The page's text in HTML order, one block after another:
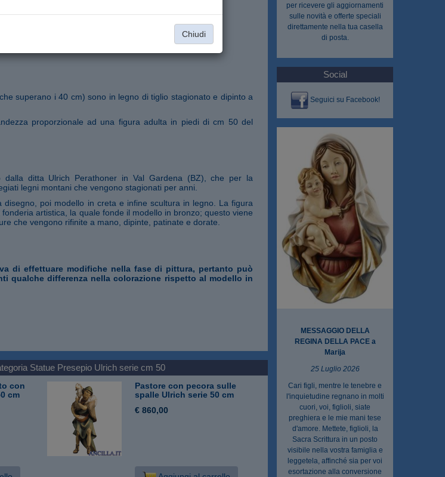
Chiudi
superano i 40 cm) sono in legno di tiglio stagionato e dipinto a
proporzionale ad una figura adulta in piedi di cm 50 del
ditta Ulrich Perathoner in Val Gardena (BZ), che per la
legni montani che vengono stagionati per anni.
poi modello in creta e infine scultura in legno. La figura
artistica, la quale fonde il modello in bronzo; questo viene
che vengono rifinite a mano, dipinte, patinate e dorate.
di effettuare modifiche nella fase di pittura, pertanto può
qualche differenza nella colorazione rispetto al modello in
Statue Presepio Ulrich serie cm 50
con
cm
Pastore con pecora sulle
spalle Ulrich serie 50 cm
€ 860,00
per ricevere gli aggiornamenti
sulle novità e offerte speciali
direttamente nella tua casella
di posta.
Social
Seguici su Facebook!
MESSAGGIO DELLA
REGINA DELLA PACE a
Marija
25 Luglio 2026
Cari figli, mentre le tenebre e
l'inquietudine regnano in molti
cuori, voi, figlioli, siate
preghiera e le mie mani tese
d'amore. Mettete, figlioli, la
Sacra Scrittura in un posto
visibile nella vostra famiglia e
leggetela, affinché sia per voi
esortazione alla conversione